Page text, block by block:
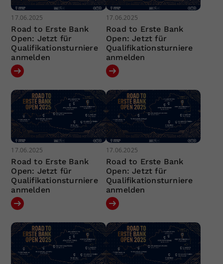
17.06.2025
Road to Erste Bank
Open: Jetzt für
Qualifikationsturniere
anmelden
17.06.2025
Road to Erste Bank
Open: Jetzt für
Qualifikationsturniere
anmelden
17.06.2025
Road to Erste Bank
Open: Jetzt für
Qualifikationsturniere
anmelden
17.06.2025
Road to Erste Bank
Open: Jetzt für
Qualifikationsturniere
anmelden